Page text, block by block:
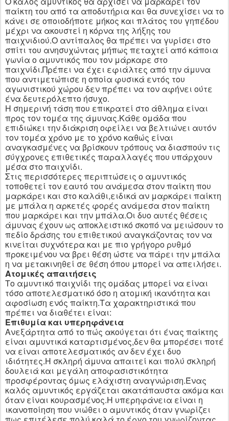
παίκτη του από τα αποδυτήρια και θα συνεχίσει να το
κάνει σε οποιοδήποτε μήκος και πλάτος του γηπέδου
μέχρι να ακουστεί η κόρνα της λήξης του
παιχνιδιού.Ο αντίπαλος θα πρέπει να γυρίσει στο
σπίτι του ανησυχώντας μήπως πεταχτεί από κάποια
γωνία ο αμυντικός που τον μάρκαρε στο
παιχνίδι.Πρέπει να έχει εφιάλτες από την άμυνα
που αντιμετώπισε η οποία φυσικά εντός του
αγωνιστικού χώρου δεν πρέπει να τον αφήνει ούτε
ένα δευτερόλεπτο ήσυχο.
Η σημερινή τάση που επικρατεί στο άθλημα είναι
προς τον τομέα της άμυνας.Κάθε ομάδα που
επιδιώκει την διάκριση οφείλει να βελτιώνει αυτόν
τον τομέα χρόνο με το χρόνο καθώς είναι
αναγκασμένες να βρίσκουν τρόπους να διασπούν τις
σύγχρονες επιθετικές παραλλαγές που υπάρχουν
μέσα στο παιχνίδι.
Στις περισσότερες περιπτώσεις ο αμυντικός
τοποθετεί τον εαυτό του ανάμεσα στον παίκτη που
μαρκάρει και στο καλάθι,ειδικά αν μαρκάρει παίκτη
με μπάλα η αρκετές φορές ανάμεσα στον παίκτη
που μαρκάρει και την μπάλα.Οι δυο αυτές θέσεις
άμυνας έχουν ως αποκλειστικό σκοπό να μειώσουν το
πεδίο δράσης του επιθετικού αναγκάζοντας τον να
κινείται συχνότερα και με πιο γρήγορο ρυθμό
προκειμένου να βρει θέση ώστε να πάρει την μπάλα
η να μετακινηθεί σε θέση όπου μπορεί να απειλήσει.
Ατομικές απαιτήσεις
Το αμυντικό παιχνίδι της ομάδας μπορεί να είναι
τόσο αποτελεσματικό όσο η ατομική ικανότητα και
αφοσίωση ενός παίκτη.Τα χαρακτηριστικά που
πρέπει να διαθέτει είναι:
Επιθυμία και υπερηφάνεια
Ανεξάρτητα από το πώς ακούγεται ότι ένας παίκτης
είναι αμυντικά καταρτισμένος,δεν θα μπορέσει ποτέ
να είναι αποτελεσματικός αν δεν έχει δυο
ιδιότητες.Η σκληρή άμυνα απαιτεί και πολύ σκληρή
δουλειά και μεγάλη αποφασιστικότητα
προσφέροντας όμως ελάχιστη αναγνώριση.Ένας
καλός αμυντικός εργάζεται ακατάπαυστα ακόμα και
όταν είναι κουρασμένος.Η υπερηφάνεια είναι η
ικανοποίηση που νιώθει ο αμυντικός όταν γνωρίζει